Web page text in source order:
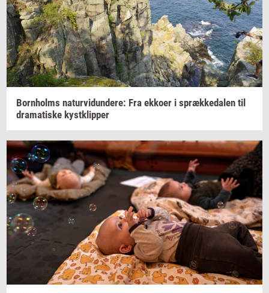
Born­holms na­tur­vi­dun­de­re: Fra ek­ko­er i spræk­ke­da­len til
dra­ma­ti­ske kyst­klip­per